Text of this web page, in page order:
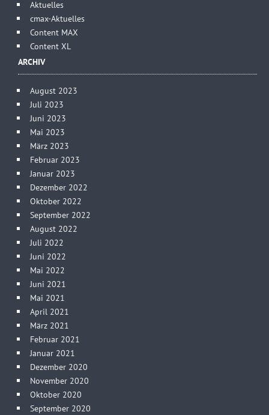
Aktuelles
cmax-Aktuelles
Content MAX
Content XL
ARCHIV
August 2023
Juli 2023
Juni 2023
Mai 2023
März 2023
Februar 2023
Januar 2023
Dezember 2022
Oktober 2022
September 2022
August 2022
Juli 2022
Juni 2022
Mai 2022
Juni 2021
Mai 2021
April 2021
März 2021
Februar 2021
Januar 2021
Dezember 2020
November 2020
Oktober 2020
September 2020